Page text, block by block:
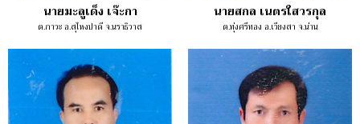
นายมะลูเด็ง เจ๊ะกา
ต.กาวะ อ.สุไหงปาดี จ.นราธิวาส
นายสกล เนตรใสวรกุล
ต.ทุ่งศรีทอง อ.เวียงสา จ.น่าน